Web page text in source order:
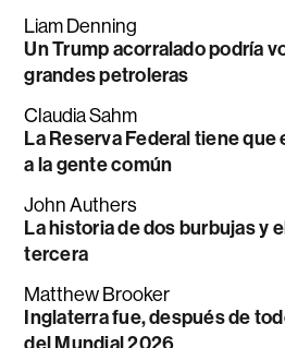
Liam Denning
Un Trump acorralado podría
grandes petroleras
Claudia Sahm
La Reserva Federal tiene
a la gente común
John Authers
La historia de dos burbujas y
tercera
Matthew Brooker
Inglaterra fue, después de